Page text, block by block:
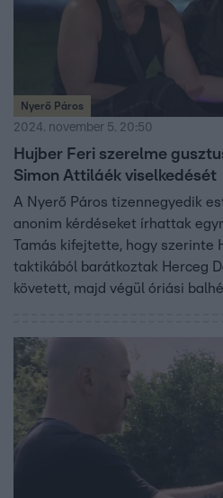
Nyerő Páros
2024. november 5. 20:50
Hujber Feri szerelme
Simon Attiláék viselkedését
A Nyerő Páros tizennegyedik
anonim kérdéseket írhattak
Tamás kifejtette, hogy szerinte
taktikából barátkoztak Herceg
követett, majd végül óriási